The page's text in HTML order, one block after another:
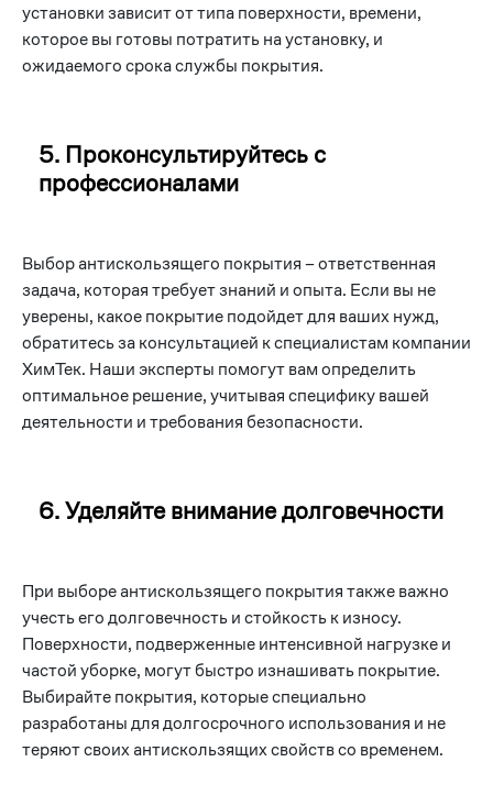
установки зависит от типа поверхности, времени,
которое вы готовы потратить на установку, и
ожидаемого срока службы покрытия.
5. Проконсультируйтесь с
профессионалами
Выбор антискользящего покрытия – ответственная
задача, которая требует знаний и опыта. Если вы не
уверены, какое покрытие подойдет для ваших нужд,
обратитесь за консультацией к специалистам компании
ХимТек. Наши эксперты помогут вам определить
оптимальное решение, учитывая специфику вашей
деятельности и требования безопасности.
6. Уделяйте внимание долговечности
При выборе антискользящего покрытия также важно
учесть его долговечность и стойкость к износу.
Поверхности, подверженные интенсивной нагрузке и
частой уборке, могут быстро изнашивать покрытие.
Выбирайте покрытия, которые специально
разработаны для долгосрочного использования и не
теряют своих антискользящих свойств со временем.